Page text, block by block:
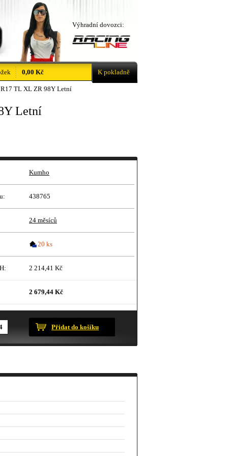
R17 TL XL ZR 98Y Letní
Letní
Kumho
438765
24 měsíců
20 ks
2 214,41 Kč
2 679,44 Kč
Přidat do košíku
Výhradní dovozci:
0,00 Kč K pokladně